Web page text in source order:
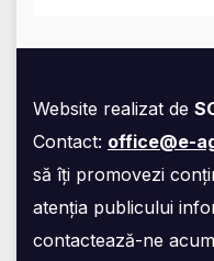
Website realizat de
Contact: office@e-
să îți promovezi
atenția publicului
contactează-ne